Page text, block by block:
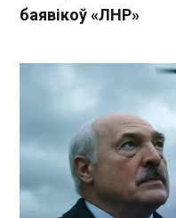
баявікоў «ЛНР»